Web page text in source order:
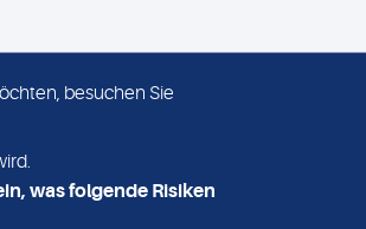
Medizinisches Labor
MLN GmbH
besuchen Sie
was folgende Risiken